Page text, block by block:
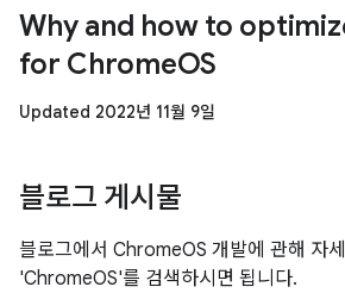
Why and how to
for ChromeOS
Updated 2022년 11월 9일
블로그 게시물
블로그에서 ChromeOS 개발에 관해 자
'ChromeOS'를 검색하시면 됩니다.